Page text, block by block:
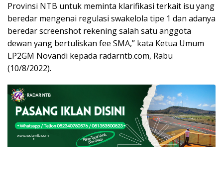
Provinsi NTB untuk meminta klarifikasi terkait isu yang
beredar mengenai regulasi swakelola tipe 1 dan adanya
beredar screenshot rekening salah satu anggota
dewan yang bertuliskan fee SMA,” kata Ketua Umum
LP2GM Novandi kepada radarntb.com, Rabu
(10/8/2022).